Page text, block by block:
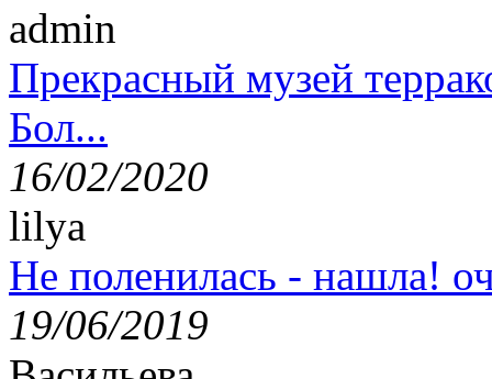
admin
Прекрасный музей
Бол...
16/02/2020
lilya
Не поленилась - нашла!
19/06/2019